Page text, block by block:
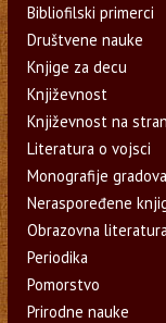
Bibliofilski primerci
Društvene nauke
Knjige za decu
Književnost
Književnost na
Literatura o vojsci
Monografije
Neraspoređene
Obrazovna
Periodika
Pomorstvo
Prirodne nauke